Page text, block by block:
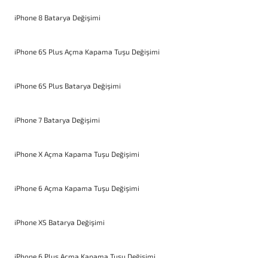
iPhone 8 Batarya Değişimi
iPhone 6S Plus Açma Kapama Tuşu Değişimi
iPhone 6S Plus Batarya Değişimi
iPhone 7 Batarya Değişimi
iPhone X Açma Kapama Tuşu Değişimi
iPhone 6 Açma Kapama Tuşu Değişimi
iPhone XS Batarya Değişimi
iPhone 6 Plus Açma Kapama Tuşu Değişimi